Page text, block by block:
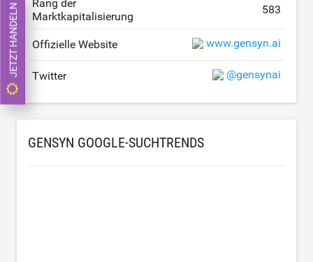
Rang der
Marktkapitalisierung
583
Offizielle Website www.gensyn.ai
Twitter @gensynai
GENSYN GOOGLE-SUCHTRENDS
JETZT HANDELN